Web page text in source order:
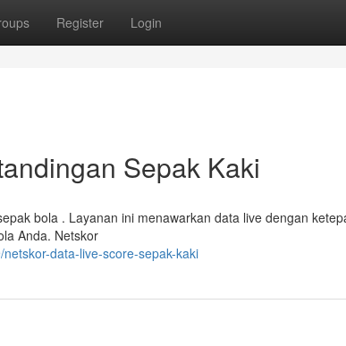
Register Login
Sepak Kaki
bola . Layanan ini menawarkan data live dengan
Anda. Netskor
data-live-score-sepak-kaki